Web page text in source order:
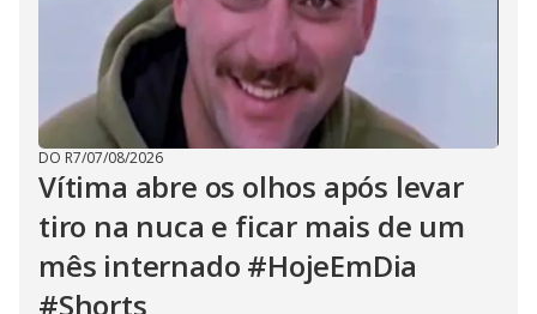
DO R7/07/08/2026
Vítima abre os olhos após levar
tiro na nuca e ficar mais de um
mês internado #HojeEmDia
#Shorts